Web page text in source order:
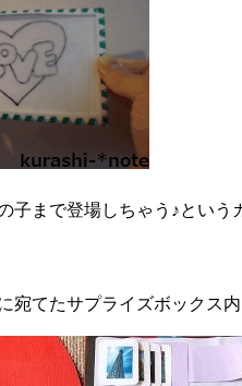
子まで登場しちゃう♪という
宛てたサプライズボックス